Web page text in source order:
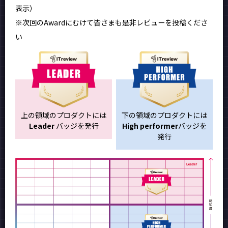
表示）
※次回のAwardにむけて皆さまも是非レビューを投稿くださ
い
上の領域のプロダクトには
Leaderバッジを発行
下の領域のプロダクトには
High performerバッジを
発行